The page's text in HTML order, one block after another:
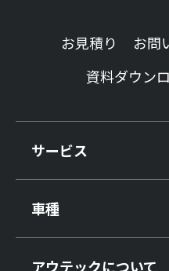
お見積り お問
資料ダウン
サービス
車種
アウテックについて